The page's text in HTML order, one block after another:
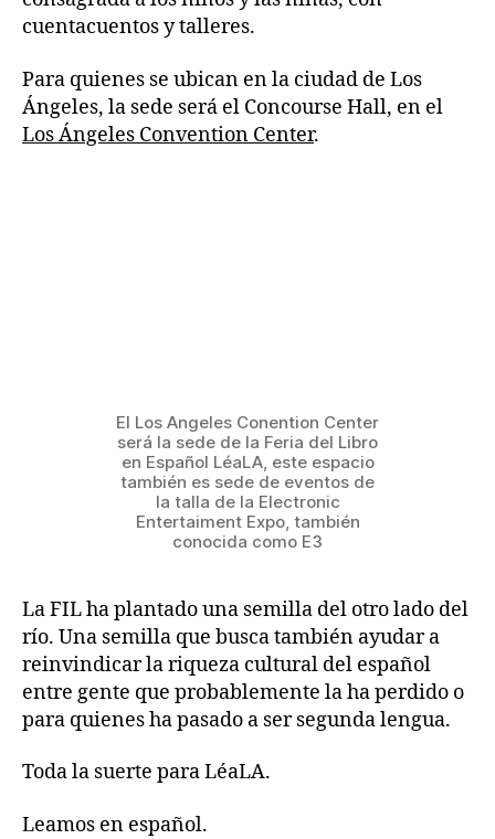
cuentacuentos y talleres.
Para quienes se ubican en la ciudad de Los
Ángeles, la sede será el Concourse Hall, en el
Los Ángeles Convention Center.
El Los Angeles Conention Center
será la sede de la Feria del Libro
en Español LéaLA, este espacio
también es sede de eventos de
la talla de la Electronic
Entertaiment Expo, también
conocida como E3
La FIL ha plantado una semilla del otro lado del
río. Una semilla que busca también ayudar a
reinvindicar la riqueza cultural del español
entre gente que probablemente la ha perdido o
para quienes ha pasado a ser segunda lengua.
Toda la suerte para LéaLA.
Leamos en español.